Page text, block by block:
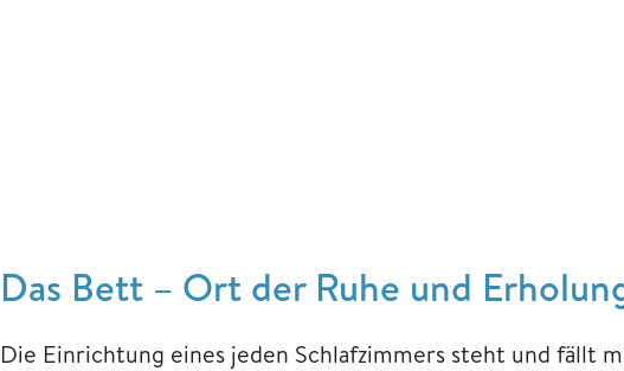
Das Bett – Ort der Ruhe und
Die Einrichtung eines jeden Schlafzimmers steht und fällt